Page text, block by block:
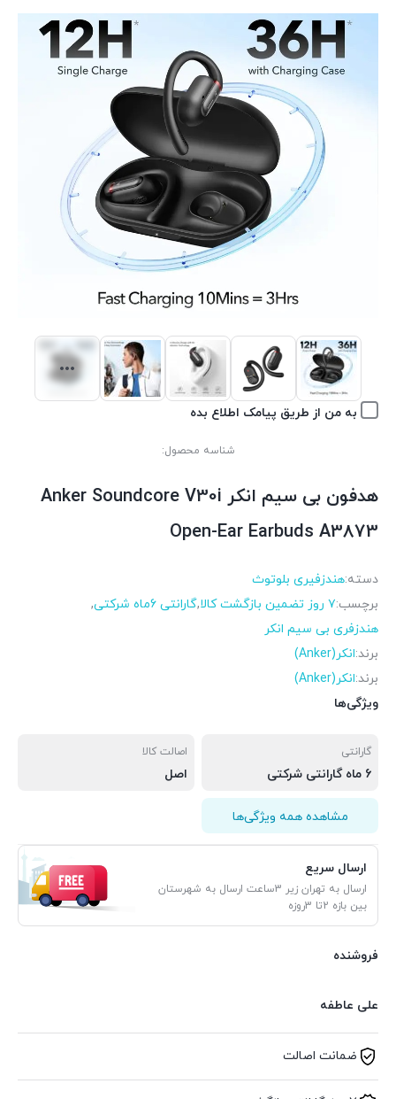
به من از طریق پیامک اطلاع بده
شناسه محصول:
هدفون بی سیم انکر Anker Soundcore V30i
Open-Ear Earbuds A3873
دسته:هندزفیری بلوتوث
برچسب:۷ روز تضمین بازگشت کالا ,گارانتی 6ماه شرکتی
,
هندزفری بی سیم انکر
برند:انکر(Anker)
برند:انکر(Anker)
ویژگی‌ها
گارانتی
6 ماه گارانتی شرکتی
اصالت کالا
اصل
مشاهده همه ویژگی‌ها
ارسال سریع
ارسال به تهران زیر 3ساعت ارسال به شهرستان
بین بازه 2تا 3روزه
فروشنده
علی عاطفه
ضمانت اصالت